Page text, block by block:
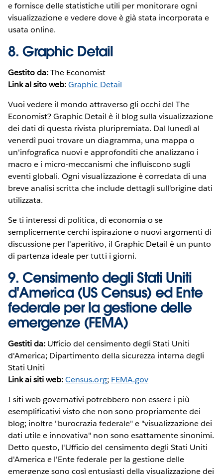
e fornisce delle statistiche utili per monitorare ogni
visualizzazione e vedere dove è già stata incorporata e
usata online.
8. Graphic Detail
Gestito da:The Economist
Link al sito web: Graphic Detail
Vuoi vedere il mondo attraverso gli occhi del The
Economist? Graphic Detail è il blog sulla visualizzazione
dei dati di questa rivista pluripremiata. Dal lunedì al
venerdì puoi trovare un diagramma, una mappa o
un'infografica nuovi e approfonditi che analizzano i
macro e i micro-meccanismi che influiscono sugli
eventi globali. Ogni visualizzazione è corredata di una
breve analisi scritta che include dettagli sull'origine dati
utilizzata.
Se ti interessi di politica, di economia o se
semplicemente cerchi ispirazione o nuovi argomenti di
discussione per l'aperitivo, il Graphic Detail è un punto
di partenza ideale per tutti i giorni.
9. Censimento degli Stati Uniti
d'America (US Census) edEnte
federale per la gestione delle
emergenze (FEMA)
Gestiti da: Ufficio del censimento degli Stati Uniti
d'America; Dipartimento della sicurezza interna degli
Stati Uniti
Link ai siti web: Census.org; FEMA.gov
I siti web governativi potrebbero non essere i più
esemplificativi visto che non sono propriamente dei
blog; inoltre "burocrazia federale" e "visualizzazione dei
dati utile e innovativa" non sono esattamente sinonimi.
Detto questo, l'Ufficio del censimento degli Stati Uniti
d'America e l'Ente federale per la gestione delle
emergenze sono così entusiasti della visualizzazione dei